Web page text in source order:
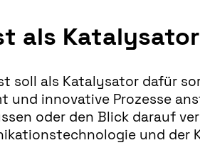
als Katalysator
soll als Katalysator dafür
und innovative Prozesse
oder den Blick darauf
und der